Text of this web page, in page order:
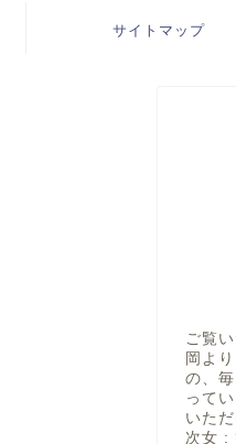
サイトマップ
ご覧
岡よ
の、
って
いた
次女 :